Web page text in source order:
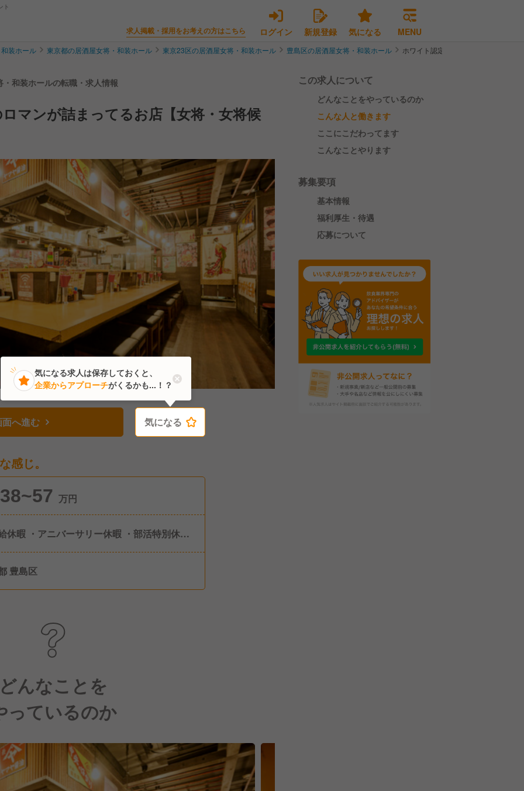
ト
求人掲載・採用をお考えの方はこちら ログイン 新規登録 気になる MENU
装ホール 東京都の居酒屋女将・和装ホール 東京23区の居酒屋女将・和装ホール 豊島区の居酒屋女将・和装ホール ホワイト認定企業｜昭和のロマンが
和装ホールの転職・求人情報
マンが詰まってるお店【女将・女将候
へ進む 気になる
感じ。
38~57 万円
休暇 ・アニバーサリー休暇 ・部活特別休暇
豊島区
んなことを
っているのか
この求人について
どんなことをやっているのか
こんな人と働きます
ここにこだわってます
こんなことやります
募集要項
基本情報
福利厚生・待遇
応募について
気になる
気になる求人は保存しておくと、
企業からアプローチがくるかも...！？